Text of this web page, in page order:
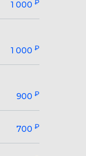
1 000 ₽
1 000 ₽
900 ₽
700 ₽